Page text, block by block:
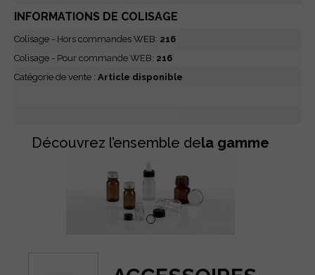
INFORMATIONS DE COLISAGE
Colisage - Hors commandes WEB: 216
Colisage - Pour commande WEB: 216
Catégorie de vente : Article disponible
Découvrez l’ensemble dela gamme